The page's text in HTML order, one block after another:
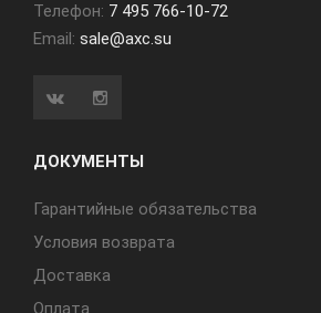
Телефон: 7 495 766-10-72
Email: sale@axc.su
ДОКУМЕНТЫ
Гарантийные обязательства
Условия возврата
Доставка
Оплата